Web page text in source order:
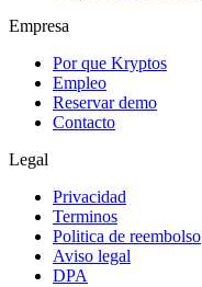
Empresa
Por que Kryptos
Empleo
Reservar demo
Contacto
Legal
Privacidad
Terminos
Politica de reembolso
Aviso legal
DPA